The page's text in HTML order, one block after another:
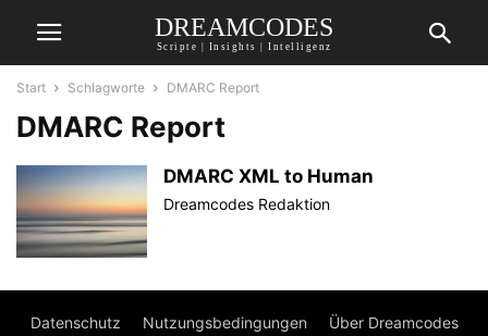
DREAMCODES
Scripte | Insights | Intelligenz
Start Schlagworte DMARC Report
DMARC Report
DMARC XML to Human
Dreamcodes Redaktion
Datenschutz Nutzungsbedingungen Über Dreamcodes